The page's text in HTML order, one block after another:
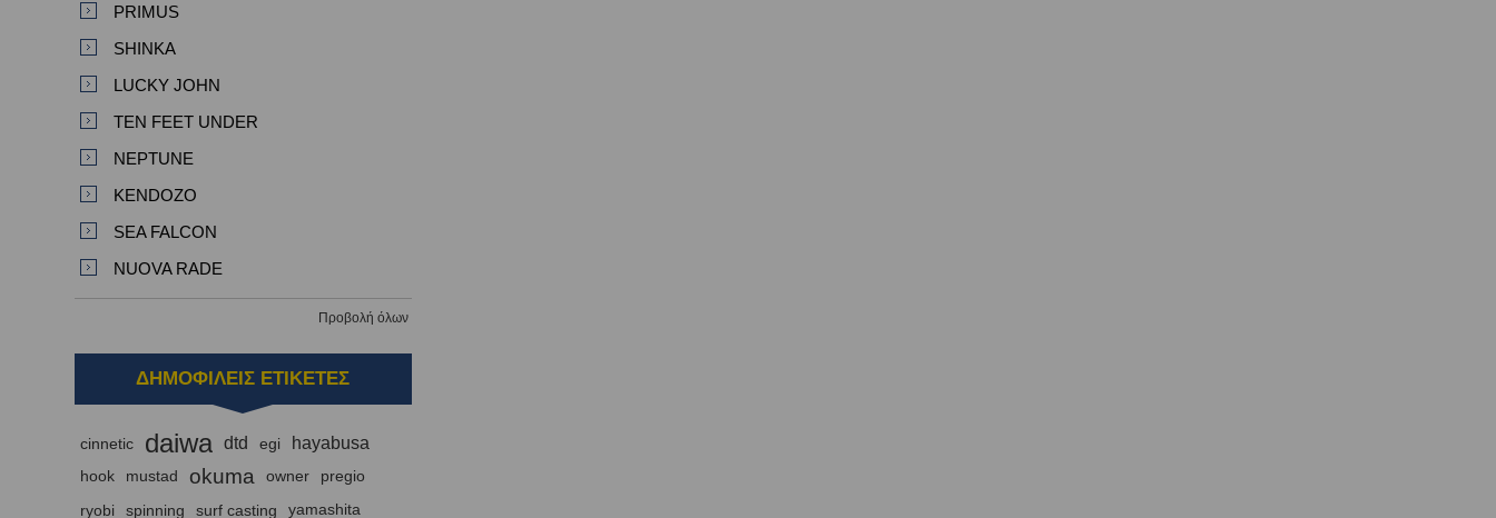
PRIMUS
SHINKA
LUCKY JOHN
TEN FEET UNDER
NEPTUNE
KENDOZO
SEA FALCON
NUOVA RADE
Προβολή όλων
ΔΗΜΟΦΙΛΕΙΣ ΕΤΙΚΕΤΕΣ
cinnetic daiwa dtd egi hayabusa
hook mustad okuma owner pregio
ryobi spinning surf casting yamashita